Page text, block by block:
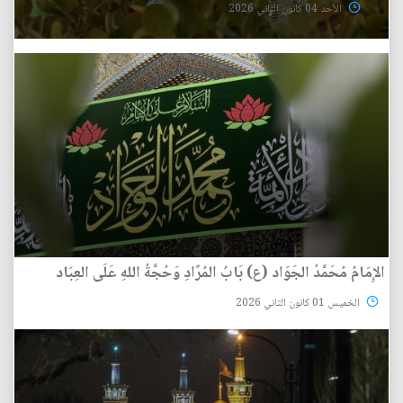
الأحد 04 كانون الثاني 2026
الإِمَامُ مُحَمَّدُ الجَوَاد (ع) بَابُ المُرًادِ وَحُجَّةُ اللهِ عَلَى العِبَاد
الخميس 01 كانون الثاني 2026